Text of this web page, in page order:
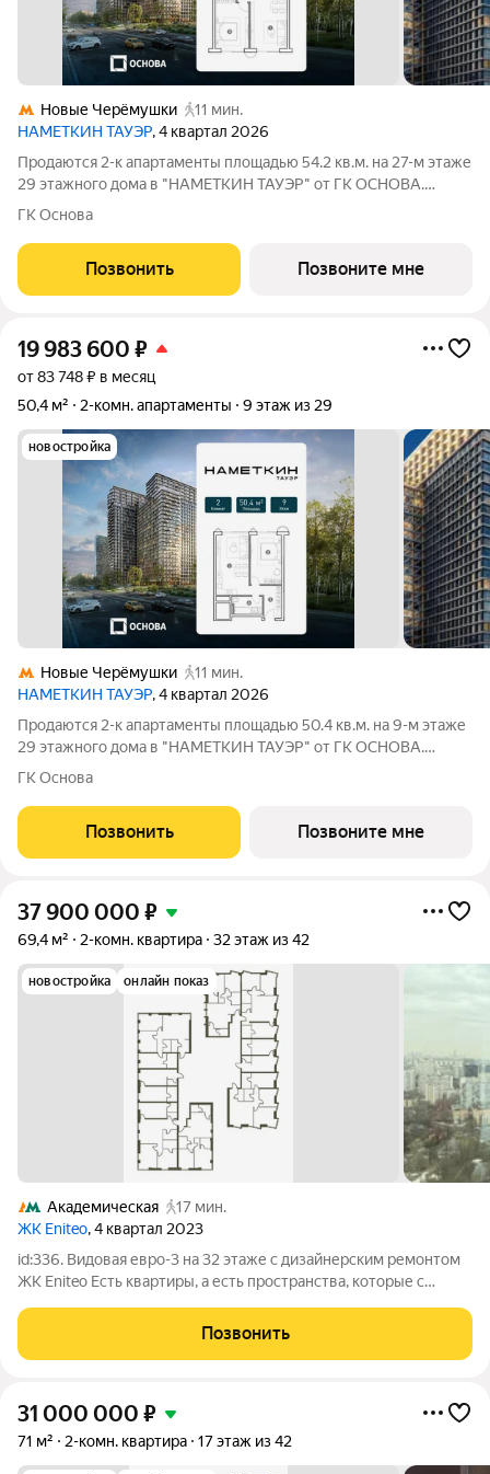
Новые Черёмушки
11 мин.
НАМЕТКИН ТАУЭР, 4 квартал 2026
Продаются 2-к апартаменты площадью 54.2 кв.м. на 27-м этаже
29 этажного дома в "НАМЕТКИН ТАУЭР" от ГК ОСНОВА.
Наметкин Тауэр - комплекс бизнес-класса с премиальным
Западе Москвы. Архитектура от
ГК Основа
Позвонить Позвоните мне
19 983 600 ₽
от 83 748 ₽ в месяц
50,4 м²
2-комн. апартаменты 9 этаж из 29
новостройка
Новые Черёмушки
11 мин.
НАМЕТКИН ТАУЭР, 4 квартал 2026
Продаются 2-к апартаменты площадью 50.4 кв.м. на 9-м этаже
29 этажного дома в "НАМЕТКИН ТАУЭР" от ГК ОСНОВА.
Наметкин Тауэр - комплекс бизнес-класса с премиальным
Западе Москвы. Архитектура от
ГК Основа
Позвонить Позвоните мне
37 900 000 ₽
69,4 м² 2-комн. квартира 32 этаж из 42
новостройка онлайн показ
Академическая
17 мин.
ЖК Eniteo, 4 квартал 2023
id:336. Видовая евро-3 на 32 этаже с дизайнерским ремонтом
ЖК Eniteo Есть квартиры, а есть пространства, которые с
сейчас в продаже в ЖК бизнес-класса Eniteo. На 32 этаже вас
встречают панорамные
Позвонить
31 000 000 ₽
71 м² 2-комн. квартира 17 этаж из 42